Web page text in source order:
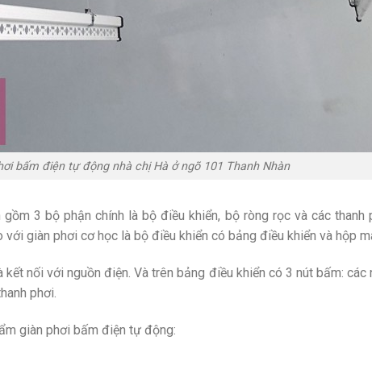
bấm điện tự động nhà chị Hà ở ngõ 101 Thanh Nhàn
3 bộ phận chính là bộ điều khiển, bộ ròng rọc và các thanh
giàn phơi cơ học là bộ điều khiển có bảng điều khiển và hộp
nối với nguồn điện. Và trên bảng điều khiển có 3 nút bấm: các
phơi.
giàn phơi bấm điện tự động: